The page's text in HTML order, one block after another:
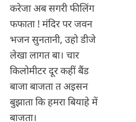
करेजा अब सगरी फीलिंग
फफाता ! मंदिर पर जवन
भजन सुनतानी, उहो डीजे
लेखा लागत बा। चार
किलोमीटर दूर कहीं बैंड
बाजा बाजता त अइसन
बुझाता कि हमरा बियाहे में
बाजता।